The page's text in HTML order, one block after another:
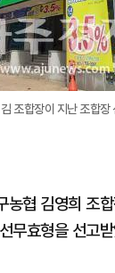
조합장이 지난 조합
협 김영희 조
무효형을 선고